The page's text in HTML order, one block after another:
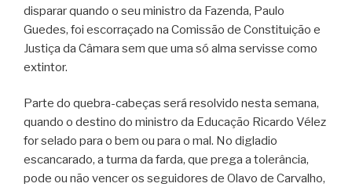
disparar quando o seu ministro da Fazenda, Paulo
Guedes, foi escorraçado na Comissão de Constituição e
Justiça da Câmara sem que uma só alma servisse como
extintor.
Parte do quebra-cabeças será resolvido nesta semana,
quando o destino do ministro da Educação Ricardo Vélez
for selado para o bem ou para o mal. No digladio
escancarado, a turma da farda, que prega a tolerância,
pode ou não vencer os seguidores de Olavo de Carvalho,